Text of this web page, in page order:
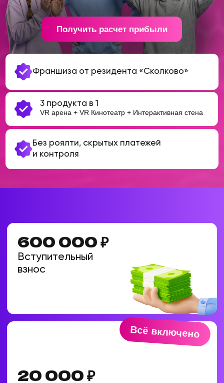
VR арена + VR Кинотеатр + Интерактивная стена
Франшиза от резидента «Сколково»
и контроля
600 000₽
Вступительный
взнос
6–8 МЕСЯЦЕВ
Срок окупаемости
бизнеса
Всё включено